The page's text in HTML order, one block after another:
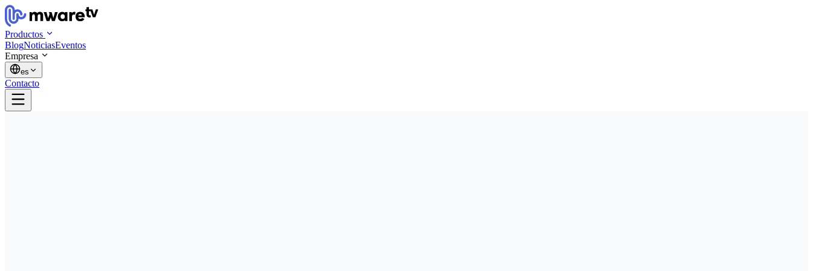
Productos
BlogNoticiasEventos
Empresa
es
Contacto